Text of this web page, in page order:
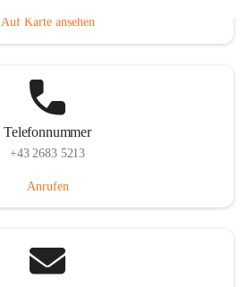
Auf Karte ansehen
Telefonnummer
+43 2683 5213
Anrufen